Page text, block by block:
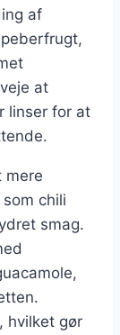
af
at
linser for at
mere
chili
smag.
hvilket gør